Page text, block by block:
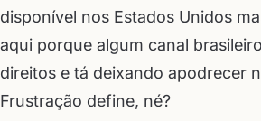
disponível nos Estados Unidos
aqui porque algum canal
direitos e tá deixando apodrecer
Frustração define, né?